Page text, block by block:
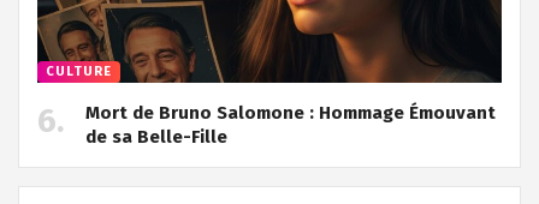
CULTURE
Mort de Bruno Salomone : Hommage Émouvant
de sa Belle-Fille